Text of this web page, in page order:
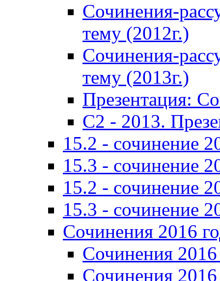
Сочинения-
тему (2012г.)
Сочинения-
тему (2013г.)
Презентация:
C2 - 2013.
15.2 - сочинение
15.3 - сочинение
15.2 - сочинение
15.3 - сочинение
Сочинения 2016
Сочинения
Сочинения